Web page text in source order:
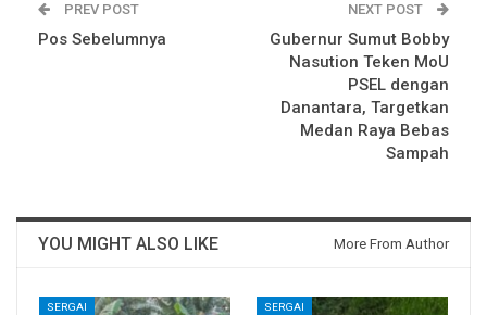
PREV POST
Pos Sebelumnya
NEXT POST
Gubernur Sumut Bobby
Nasution Teken MoU
PSEL dengan
Danantara, Targetkan
Medan Raya Bebas
Sampah
YOU MIGHT ALSO LIKE More From Author
SERGAI SERGAI